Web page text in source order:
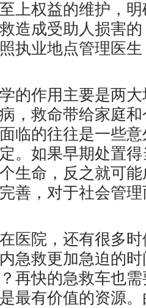
上权益的维护，
造成受助人损害
执业地点管理医
作用主要是两大
，救命带给家庭
临的往往是一些
。如果早期处置
生命，反之就可
善，对于社会管
院，还有很多时
急救更加急迫的
再快的急救车也
最有价值的资源